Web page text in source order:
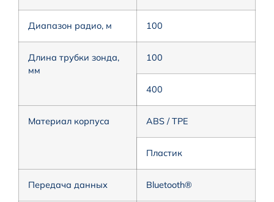
Диапазон радио, м 100
Длина трубки зонда,
мм
100
400
Материал корпуса ABS / TPE
Пластик
Передача данных Bluetooth®